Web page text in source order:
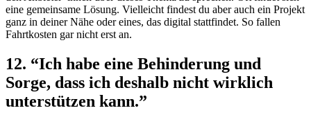
eine gemeinsame Lösung. Vielleicht findest du aber auch ein Projekt
ganz in deiner Nähe oder eines, das digital stattfindet. So fallen
Fahrtkosten gar nicht erst an.
12. “Ich habe eine Behinderung und
Sorge, dass ich deshalb nicht wirklich
unterstützen kann.”